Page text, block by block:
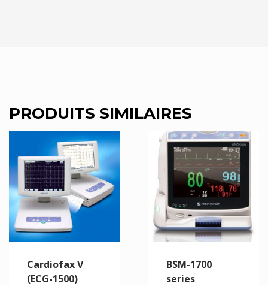
PRODUITS SIMILAIRES
Cardiofax V
(ECG-1500)
BSM-1700
series